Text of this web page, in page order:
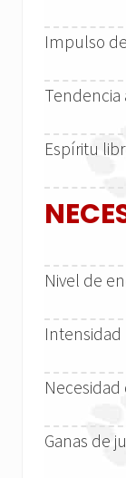
Impulso
Tendencia
Espíritu
Nivel de
Intensidad
Necesidad
Ganas de